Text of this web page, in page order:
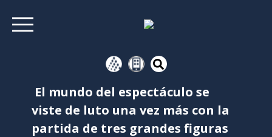
El mundo del espectáculo se
viste de luto una vez más con la
partida de tres grandes figuras